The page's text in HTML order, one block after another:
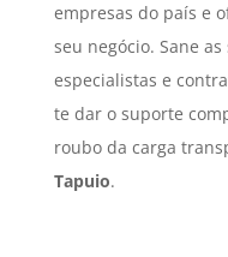
empresas do país e
seu negócio. Sane
especialistas e
te dar o suporte
roubo da carga
Tapuio.